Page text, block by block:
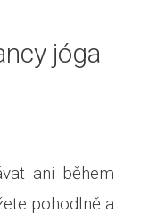
jóga
ani během
pohodlně a